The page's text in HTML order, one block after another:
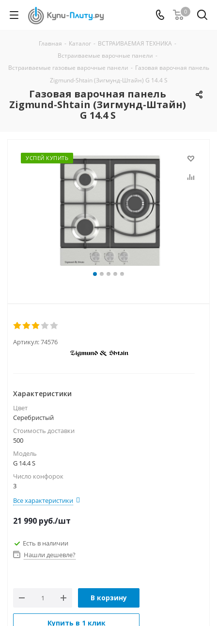
0
Главная - Каталог - ВСТРАИВАЕМАЯ ТЕХНИКА -
Встраиваемые варочные панели -
Встраиваемые газовые варочные панели - Газовая варочная панель
Zigmund-Shtain (Зигмунд-Штайн) G 14.4 S
Газовая варочная панель
Zigmund-Shtain (Зигмунд-Штайн)
G 14.4 S
УСПЕЙ КУПИТЬ
Артикул:74576
Характеристики
Цвет
Серебристый
Стоимость доставки
500
Модель
G 14.4 S
Число конфорок
3
Все характеристики
21 990 руб./шт
Есть в наличии
Нашли дешевле?
В корзину
Купить в 1 клик